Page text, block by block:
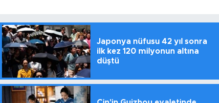
Japonya nüfusu 42 yıl sonra
ilk kez 120 milyonun altına
düştü